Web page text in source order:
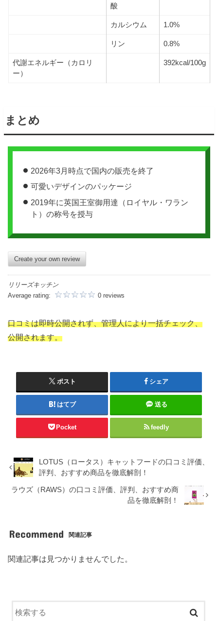
酸
カルシウム 1.0%
リン 0.8%
代謝エネルギー（カロリ
ー）
392kcal/100g
まとめ
2026年3月時点で国内の販売を終了
可愛いデザインのパッケージ
2019年に英国王室御用達（ロイヤル・ワラン
ト）の称号を授与
Create your own review
リリーズキッチン
Average rating:
0 reviews
口コミは即時公開されず、管理人により一括チェック、
公開されます。
ポスト シェア
はてブ 送る
Pocket feedly
LOTUS（ロータス）キャットフードの口コミ評価、
評判、おすすめ商品を徹底解剖！
ラウズ（RAWS）の口コミ評価、評判、おすすめ商
品を徹底解剖！
Recommend 関連記事
関連記事は見つかりませんでした。